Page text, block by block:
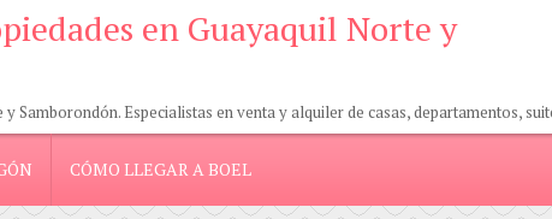
en Guayaquil Norte y
Especialistas en venta y alquiler de casas, departamentos,
CÓMO LLEGAR A BOEL